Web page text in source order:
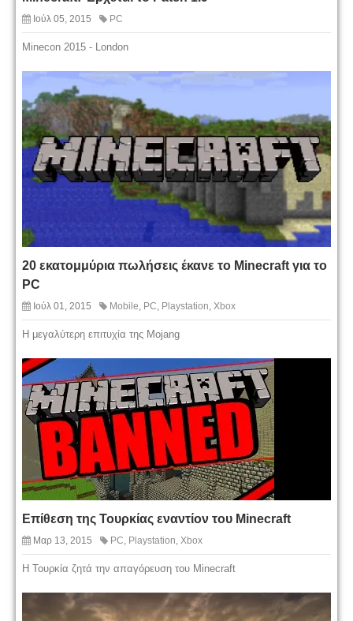
Ιούλ 05, 2015 PC
Minecon 2015 - London
20 εκατομμύρια πωλήσεις έκανε το Minecraft για το
PC
Ιούλ 01, 2015 Mobile, PC, Playstation, Xbox
Η μεγαλύτερη επιτυχία της Mojang
Επίθεση της Τουρκίας εναντίον του Minecraft
Μαρ 13, 2015 PC, Playstation, Xbox
Η Τουρκία ζητά την απαγόρευση του Minecraft